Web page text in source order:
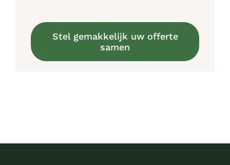
Stel gemakkelijk uw offerte
samen